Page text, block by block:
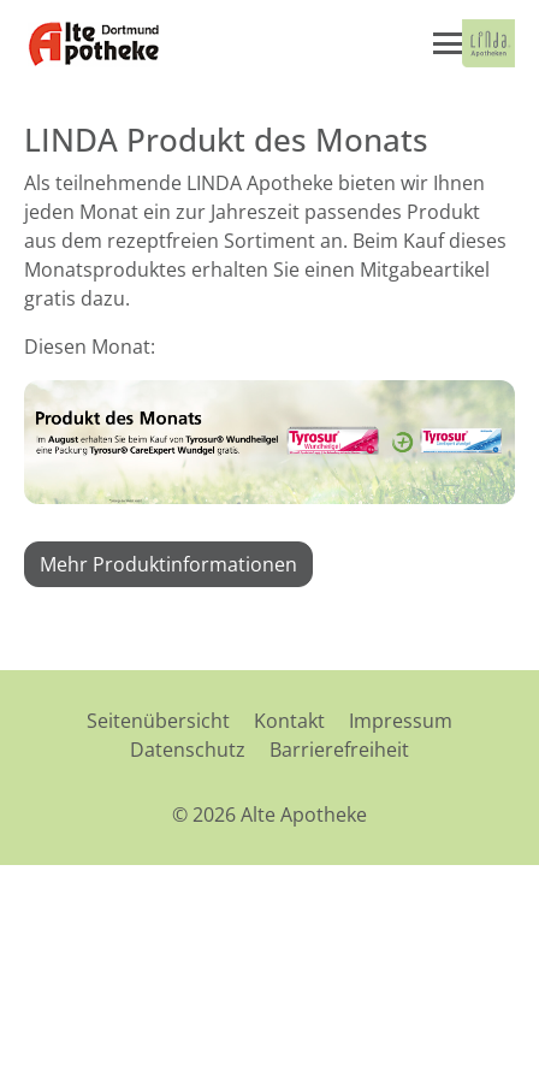
LINDA Produkt des Monats
Als teilnehmende LINDA Apotheke bieten wir Ihnen
jeden Monat ein zur Jahreszeit passendes Produkt
aus dem rezeptfreien Sortiment an. Beim Kauf dieses
Monatsproduktes erhalten Sie einen Mitgabeartikel
gratis dazu.
Diesen Monat:
Mehr Produktinformationen
Seitenübersicht Kontakt
Impressum
Datenschutz
Barrierefreiheit
© 2026 Alte Apotheke